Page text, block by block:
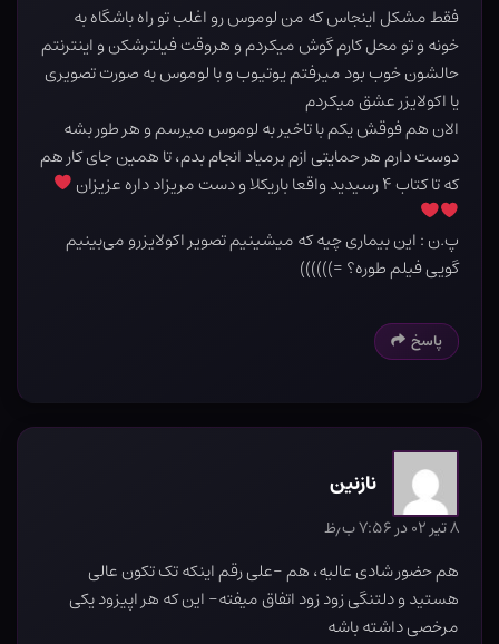
فقط مشکل اینجاس که من لوموس رو اغلب تو راه باشگاه به
خونه و تو محل کارم گوش میکردم و هروقت فیلترشکن و اینترنتم
حالشون خوب بود میرفتم یوتیوب و با لوموس به صورت تصویری
یا اکولایزر عشق میکردم
الان هم فوقش یکم با تاخیر به لوموس میرسم و هر طور بشه
دوست دارم هر حمایتی ازم برمیاد انجام بدم، تا همین جای کار هم
که تا کتاب ۴ رسیدید واقعا باریکلا و دست مریزاد داره عزیزان
پ.ن : این بیماری چیه که میشینیم تصویر اکولایزرو می‌بینیم
گویی فیلم طوره؟ =))))))
پاسخ
نازنین
۸ تیر ۰۲ در ۷:۵۶ ب٫ظ
هم حضور شادی عالیه، هم -علی رقم اینکه تک تکون عالی
هستید و دلتنگی زود زود اتفاق میفته- این که هر اپیزود یکی
مرخصی داشته باشه